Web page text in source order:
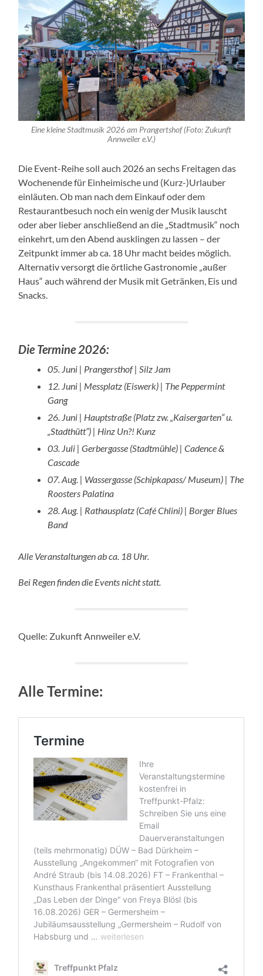
Eine kleine Stadtmusik 2026 am Prangertshof (Foto: Zukunft
Annweiler e.V.)
Die Event-Reihe soll auch 2026 an sechs Freitagen das
Wochenende für Einheimische und (Kurz-)Urlauber
einläuten. Ob man nach dem Einkauf oder dem
Restaurantbesuch noch ein wenig der Musik lauscht
oder aber lieber anschließend an die „Stadtmusik“ noch
einkehrt, um den Abend ausklingen zu lassen – der
Zeitpunkt immer ab ca. 18 Uhr macht beides möglich.
Alternativ versorgt die örtliche Gastronomie „außer
Haus“ auch während der Musik mit Getränken, Eis und
Snacks.
Die Termine 2026:
05. Juni | Prangersthof | Silz Jam
12. Juni | Messplatz (Eiswerk) | The Peppermint
Gang
26. Juni | Hauptstraße (Platz zw. „Kaisergarten“ u.
„Stadthütt“) | Hinz Un?! Kunz
03. Juli | Gerbergasse (Stadtmühle) | Cadence &
Cascade
07. Aug. | Wassergasse (Schipkapass/ Museum) | The
Roosters Palatina
28. Aug. | Rathausplatz (Café Chlini) | Borger Blues
Band
Alle Veranstaltungen ab ca. 18 Uhr.
Bei Regen finden die Events nicht statt.
Quelle: Zukunft Annweiler e.V.
Alle Termine: